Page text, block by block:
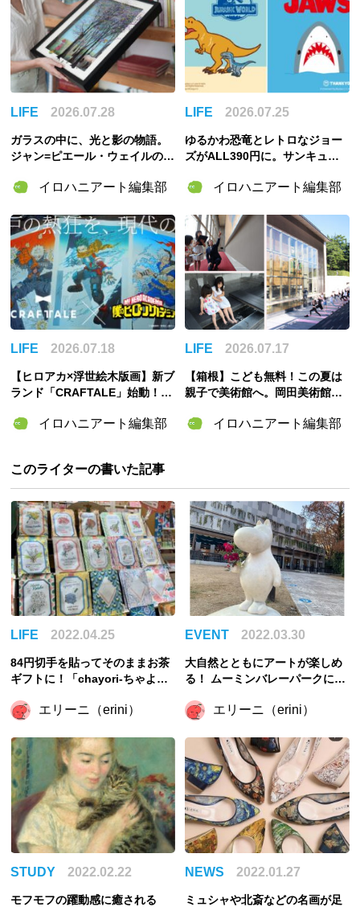
LIFE 2026.07.28
ガラスの中に、光と影の物語。
ジャン=ピエール・ウェイルの
イロハニアート編集部
LIFE 2026.07.25
ゆるかわ恐竜とレトロなジョー
ズがALL390円に。サンキュー
ド』『ジョーズ』コラボ雑貨が
イロハニアート編集部
LIFE 2026.07.18
【ヒロアカ×浮世絵木版画】新ブ
ランド「CRAFTALE」始動！7
イロハニアート編集部
LIFE 2026.07.17
【箱根】こども無料！この夏は
親子で美術館へ。岡田美術館「2
ト体験イロハニアート編集部
このライターの書いた記事
LIFE 2022.04.25
84円切手を貼ってそのままお茶
ギフトに！「chayori-ちゃよ
エリーニ（erini）
EVENT 2022.03.30
大自然とともにアートが楽しめ
る！ ムーミンバレーパークに行
エリーニ（erini）
STUDY 2022.02.22
モフモフの躍動感に癒される
NEWS 2022.01.27
ミュシャや北斎などの名画が足